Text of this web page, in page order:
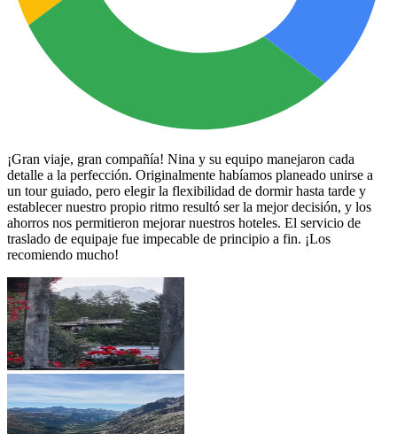
¡Gran viaje, gran compañía! Nina y su equipo manejaron cada
detalle a la perfección. Originalmente habíamos planeado unirse a
un tour guiado, pero elegir la flexibilidad de dormir hasta tarde y
establecer nuestro propio ritmo resultó ser la mejor decisión, y los
ahorros nos permitieron mejorar nuestros hoteles. El servicio de
traslado de equipaje fue impecable de principio a fin. ¡Los
recomiendo mucho!